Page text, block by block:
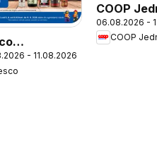
-
- 11.08.2026
COOP
leták
06.08.2026 -
COOP